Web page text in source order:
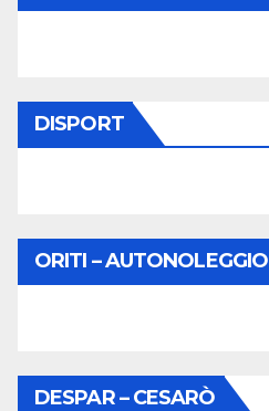
DISPORT
ORITI – AUTONOLEGGIO
DESPAR – CESARÒ